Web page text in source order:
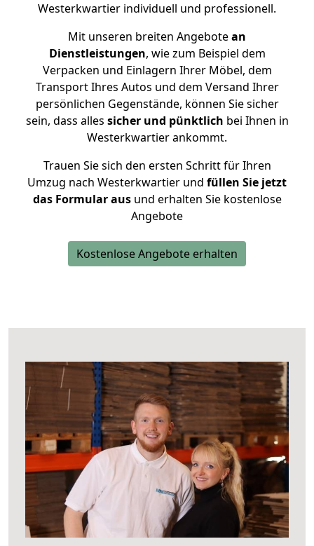
Westerkwartier individuell und professionell.
Mit unseren breiten Angebotean
Dienstleistungen, wie zum Beispiel dem
Verpacken und Einlagern Ihrer Möbel, dem
Transport Ihres Autos und dem Versand Ihrer
persönlichen Gegenstände, können Sie sicher
sein, dass alles sicher und pünktlich bei Ihnen in
Westerkwartier ankommt.
Trauen Sie sich den ersten Schritt für Ihren
Umzug nach Westerkwartier und füllen Sie jetzt
das Formular ausund erhalten Sie kostenlose
Angebote
Kostenlose Angebote erhalten